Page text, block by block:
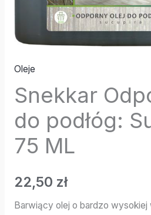
Oleje
Snekkar
do podłóg:
75 ML
22,50 zł
Barwiący olej o bardzo wysokiej